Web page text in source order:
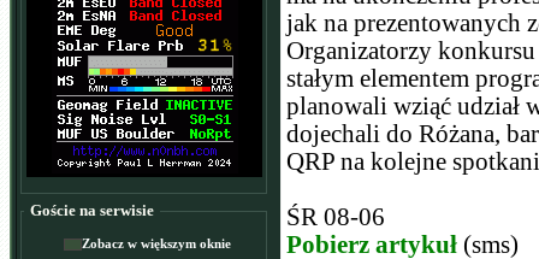
Goście na serwisie
Zobacz w większym oknie
jak na prezentowanych
Organizatorzy
stałym elementem
planowali wziąć udział
dojechali do Różana,
QRP na kolejne
ŚR 08-06
Pobierz artykuł (sms)